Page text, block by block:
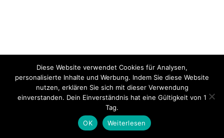
Diese Website verwendet Cookies für Analysen,
personalisierte Inhalte und Werbung. Indem Sie diese Website
nutzen, erklären Sie sich mit dieser Verwendung
einverstanden. Dein Einverständnis hat eine Gültigkeit von 1
Tag.
OK
Weiterlesen